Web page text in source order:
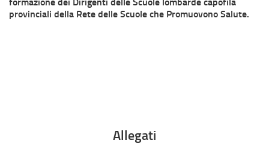
provinciali della Rete delle Scuole che Promuovono Salute.
Allegati